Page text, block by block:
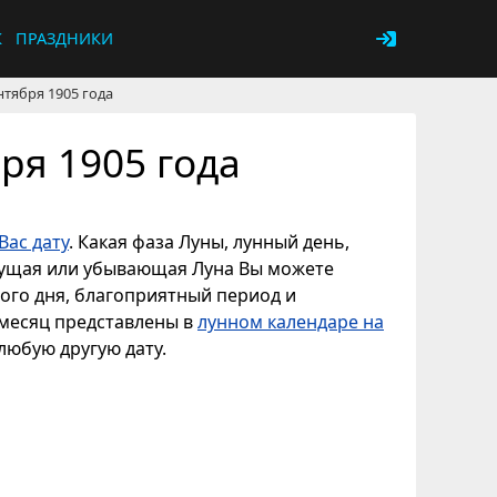
ПРАЗДНИКИ
1905 года
1905 года
дату. Какая фаза Луны, лунный день,
или убывающая Луна Вы можете
дня, благоприятный период и
представлены влунном календаре на
другую дату.